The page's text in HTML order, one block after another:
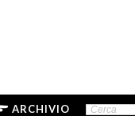
ARCHIVIO